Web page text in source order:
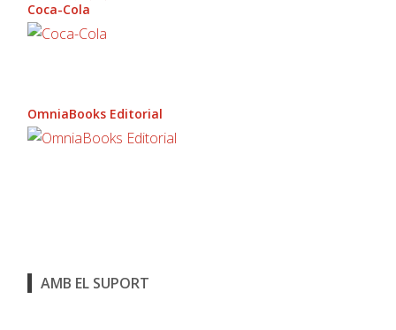
Coca-Cola
OmniaBooks Editorial
AMB EL SUPORT